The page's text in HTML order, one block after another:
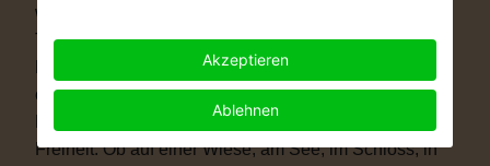
wirklich zu ihnen passt. Vielleicht ist eine kirchliche
Trauung nicht das Richtige für Euch. Vielleicht ist
Euch die standesamtliche Zeremonie allein zu kurz
oder zu unpersönlich. Eine Freie Trauung schenkt
Euch genau das, was Ihr Euch wünscht: völlige
Freiheit. Ob auf einer Wiese, am See, im Schloss, in
Akzeptieren
Ablehnen